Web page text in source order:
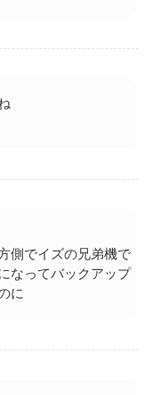
側でイズの兄弟機で
なってバックアップ
に